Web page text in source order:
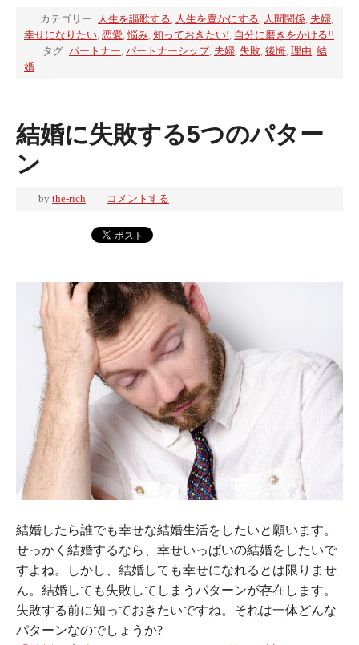
カテゴリー: 人生を謳歌する, 人生を豊かにする, 人間関係, 夫婦,
幸せになりたい, 恋愛,悩み, 知っておきたい!, 自分に磨きをかける!!
タグ: パートナー, パートナーシップ, 夫婦, 失敗, 後悔, 理由, 結
婚
結婚に失敗する5つのパター
ン
by the-rich コメントする
結婚したら誰でも幸せな結婚生活をしたいと願います。
せっかく結婚するなら、幸せいっぱいの結婚をしたいで
すよね。しかし、結婚しても幸せになれるとは限りませ
ん。結婚しても失敗してしまうパターンが存在します。
失敗する前に知っておきたいですね。それは一体どんな
パターンなのでしょうか?